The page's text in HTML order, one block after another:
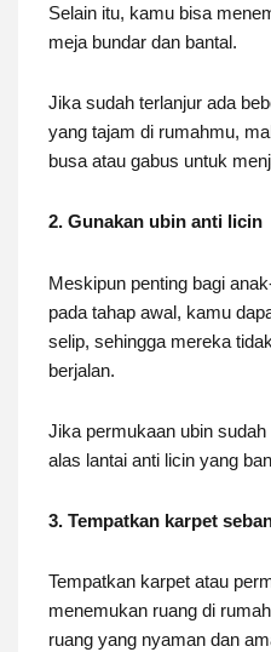
Selain itu, kamu bisa
meja bundar dan bantal.
Jika sudah terlanjur ada
yang tajam di rumahmu,
busa atau gabus untuk
2. Gunakan ubin anti licin
Meskipun penting bagi
pada tahap awal, kamu
selip, sehingga mereka
berjalan.
Jika permukaan ubin
alas lantai anti licin yang
3. Tempatkan karpet
Tempatkan karpet atau
menemukan ruang di
ruang yang nyaman dan